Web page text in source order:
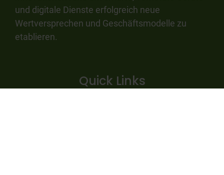
und digitale Dienste erfolgreich neue
Wertversprechen und Geschäftsmodelle zu
etablieren.
Quick Links